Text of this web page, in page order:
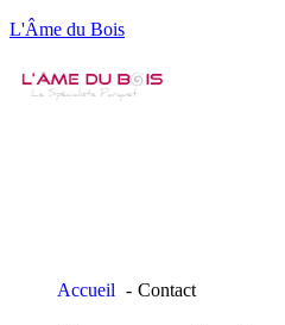
L'Âme du Bois
Accueil Contact